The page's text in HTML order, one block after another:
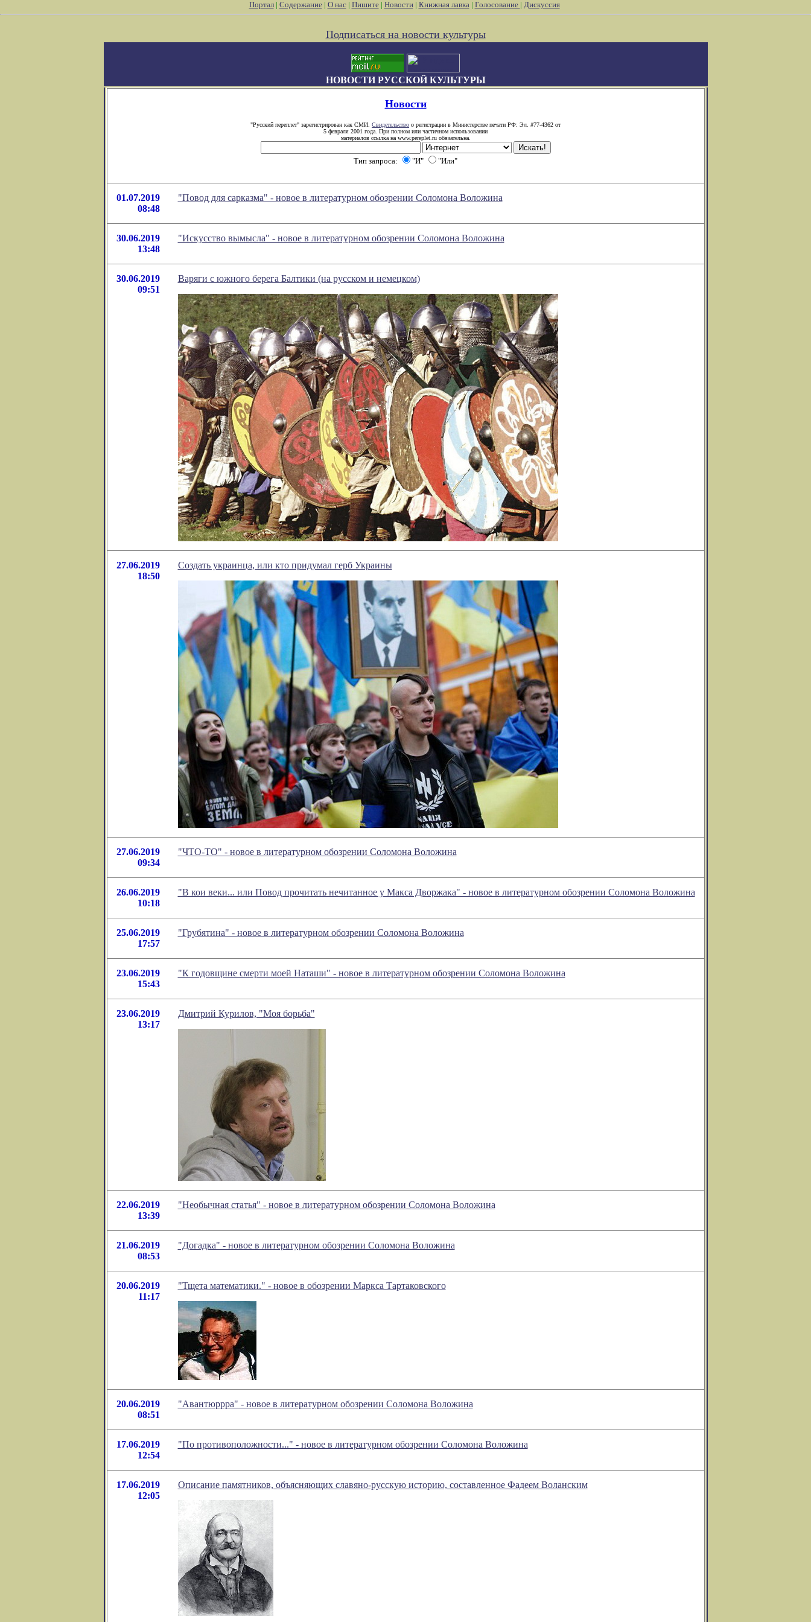
Портал| Содержание| О нас| Пишите| Новости| Книжная лавка| Голосование | Дискуссия
Подписаться на новости культуры
НОВОСТИ РУССКОЙ КУЛЬТУРЫ
Новости
"Русский переплет" зарегистрирован как СМИ. Свидетельство о регистрации в Министерстве печати РФ: Эл. #77-4362 от
5 февраля 2001 года. При полном или частичном использовании
материалов ссылка на www.pereplet.ru обязательна.
Тип запроса: "И" "Или"
01.07.2019
08:48
"Повод для сарказма" - новое в литературном обозрении Соломона Воложина
30.06.2019
13:48
"Искусство вымысла" - новое в литературном обозрении Соломона Воложина
30.06.2019
09:51
Варяги с южного берега Балтики (на русском и немецком)
27.06.2019
18:50
Создать украинца, или кто придумал герб Украины
27.06.2019
09:34
"ЧТО-ТО" - новое в литературном обозрении Соломона Воложина
26.06.2019
10:18
"В кои веки... или Повод прочитать нечитанное у Макса Дворжака" - новое в литературном обозрении Соломона Воложина
25.06.2019
17:57
"Грубятина" - новое в литературном обозрении Соломона Воложина
23.06.2019
15:43
"К годовщине смерти моей Наташи" - новое в литературном обозрении Соломона Воложина
23.06.2019
13:17
Дмитрий Курилов, "Моя борьба"
22.06.2019
13:39
"Необычная статья" - новое в литературном обозрении Соломона Воложина
21.06.2019
08:53
"Догадка" - новое в литературном обозрении Соломона Воложина
20.06.2019
11:17
"Тщета математики." - новое в обозрении Маркса Тартаковского
20.06.2019
08:51
"Авантюррра" - новое в литературном обозрении Соломона Воложина
17.06.2019
12:54
"По противоположности..." - новое в литературном обозрении Соломона Воложина
17.06.2019
12:05
Описание памятников, объясняющих славяно-русскую историю, составленное Фадеем Воланским